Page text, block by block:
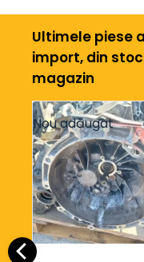
Ultimele piese
import, din
magazin
Nou adăugat